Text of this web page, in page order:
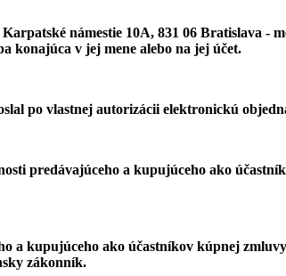
námestie 10A, 831 06 Bratislava -
konajúca v jej mene alebo na jej účet.
po vlastnej autorizácii elektronickú
predávajúceho a kupujúceho ako
a kupujúceho ako účastníkov kúpnej
zákonník.